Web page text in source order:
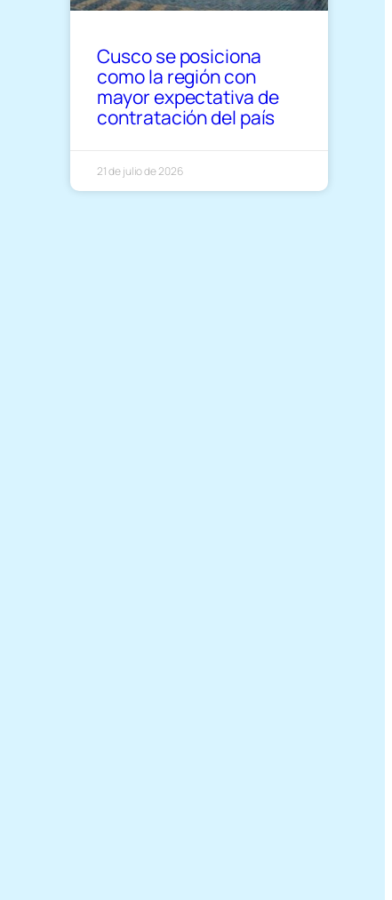
Cusco se posiciona
como la región con
mayor expectativa de
contratación del país
21 de julio de 2026